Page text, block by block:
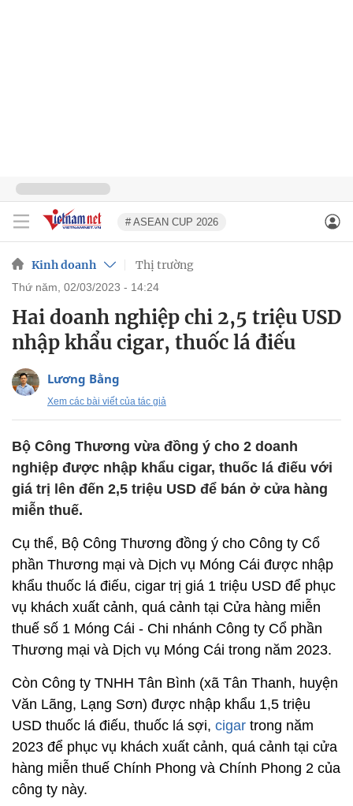
# ASEAN CUP 2026
Kinh doanh Thị trường
thứ năm, 02/03/2023 - 14:24
Hai doanh nghiệp chi 2,5 triệu USD
nhập khẩu cigar, thuốc lá điếu
Lương Bằng
Xem các bài viết của tác giả
Bộ Công Thương vừa đồng ý cho 2 doanh
nghiệp được nhập khẩu cigar, thuốc lá điếu với
giá trị lên đến 2,5 triệu USD để bán ở cửa hàng
miễn thuế.
Cụ thể, Bộ Công Thương đồng ý cho Công ty Cổ
phần Thương mại và Dịch vụ Móng Cái được nhập
khẩu thuốc lá điếu, cigar trị giá 1 triệu USD để phục
vụ khách xuất cảnh, quá cảnh tại Cửa hàng miễn
thuế số 1 Móng Cái - Chi nhánh Công ty Cổ phần
Thương mại và Dịch vụ Móng Cái trong năm 2023.
Còn Công ty TNHH Tân Bình (xã Tân Thanh, huyện
Văn Lãng, Lạng Sơn) được nhập khẩu 1,5 triệu
USD thuốc lá điếu, thuốc lá sợi, cigar trong năm
2023 để phục vụ khách xuất cảnh, quá cảnh tại cửa
hàng miễn thuế Chính Phong và Chính Phong 2 của
công ty này.